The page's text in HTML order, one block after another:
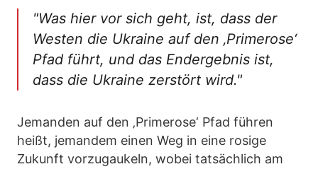
"Was hier vor sich geht, ist, dass der
Westen die Ukraine auf den ‚Primerose‘
Pfad führt, und das Endergebnis ist,
dass die Ukraine zerstört wird."
Jemanden auf den ‚Primerose‘ Pfad führen
heißt, jemandem einen Weg in eine rosige
Zukunft vorzugaukeln, wobei tatsächlich am